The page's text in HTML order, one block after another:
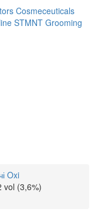
Cosmeceuticals
STMNT Grooming
Oxi
vol (3,6%)